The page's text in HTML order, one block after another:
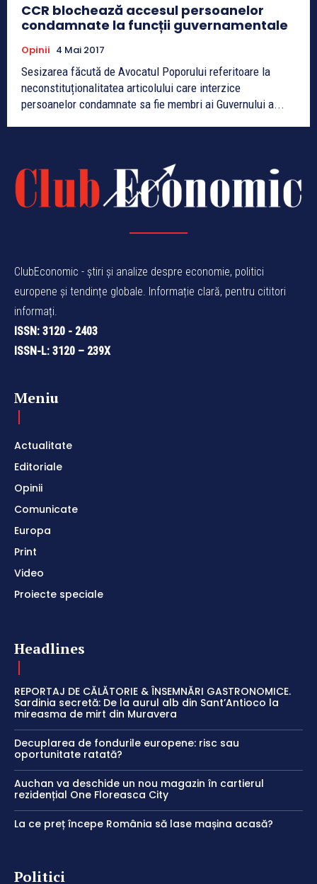
CCR blochează accesul persoanelor
condamnate la funcții guvernamentale
Opinii 4 Mai 2017
Sesizarea făcută de Avocatul Poporului referitoare la
neconstituționalitatea articolului care interzice
persoanelor condamnate sa fie membri ai Guvernului a...
ClubEconomic - știri și analize despre economie, politici
europene și tendințe globale. Informație clară, pentru cititori
informați.
ISSN: 3120 - 2403
ISSN-L: 3120 – 239X
Meniu
Actualitate
Editoriale
Opinii
Comunicate
Europa
Print
Video
Proiecte speciale
Headlines
REPORTAJ DE CĂLĂTORIE & ÎNSEMNĂRI GASTRONOMICE.
Sardinia secretă: De la aurul alb din Sant’Antioco la
mireasma de mirt din Muravera
Decuplarea de fondurile europene: risc sau
oportunitate ratată?
Auchan va deschide un nou magazin în cartierul
rezidențial One Floreasca City
La ce preț începe România să lase mașina acasă?
Politici